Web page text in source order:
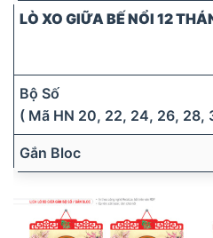
LÒ XO GIỮA BẾ NỔI 12
Bộ Số
( Mã HN 20, 22, 24, 26, 28,
Gắn Bloc ( Mã